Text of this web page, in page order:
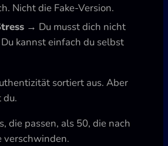
Nicht die Fake-Version.
→ Du musst dich nicht
kannst einfach du selbst
sortiert aus. Aber
du.
die passen, als 50, die nach
verschwinden.